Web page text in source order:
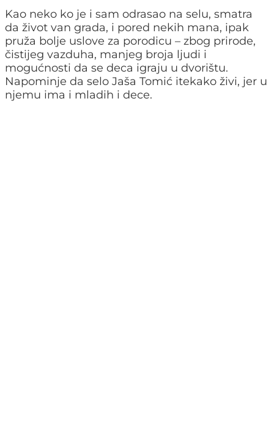
Kao neko ko je i sam odrasao na selu, smatra
da život van grada, i pored nekih mana, ipak
pruža bolje uslove za porodicu – zbog prirode,
čistijeg vazduha, manjeg broja ljudi i
mogućnosti da se deca igraju u dvorištu.
Napominje da selo Jaša Tomić itekako živi, jer u
njemu ima i mladih i dece.